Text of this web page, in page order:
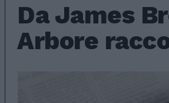
Da James
Arbore